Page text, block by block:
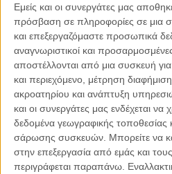
Εμείς και οι συνεργάτες μας
πρόσβαση σε πληροφορίες σε μια
και επεξεργαζόμαστε προσωπικά
αναγνωριστικοί και
αποστέλλονται από μια συσκευή για
και περιεχόμενο, μέτρηση
ακροατηρίου και ανάπτυξη
και οι συνεργάτες μας ενδέχεται
δεδομένα γεωγραφικής
σάρωσης συσκευών. Μπορείτε να
στην επεξεργασία από εμάς και
περιγράφεται παραπάνω.
γράφει για
της”
Γιάννης Πανούσης
Οι μόνοι
Αντώνιος